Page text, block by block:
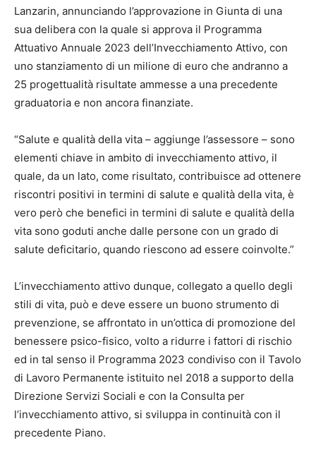
Lanzarin, annunciando l’approvazione in Giunta di una
sua delibera con la quale si approva il Programma
Attuativo Annuale 2023 dell’Invecchiamento Attivo, con
uno stanziamento di un milione di euro che andranno a
25 progettualità risultate ammesse a una precedente
graduatoria e non ancora finanziate.
“Salute e qualità della vita – aggiunge l’assessore – sono
elementi chiave in ambito di invecchiamento attivo, il
quale, da un lato, come risultato, contribuisce ad ottenere
riscontri positivi in termini di salute e qualità della vita, è
vero però che benefici in termini di salute e qualità della
vita sono goduti anche dalle persone con un grado di
salute deficitario, quando riescono ad essere coinvolte.”
L’invecchiamento attivo dunque, collegato a quello degli
stili di vita, può e deve essere un buono strumento di
prevenzione, se affrontato in un’ottica di promozione del
benessere psico-fisico, volto a ridurre i fattori di rischio
ed in tal senso il Programma 2023 condiviso con il Tavolo
di Lavoro Permanente istituito nel 2018 a supporto della
Direzione Servizi Sociali e con la Consulta per
l’invecchiamento attivo, si sviluppa in continuità con il
precedente Piano.